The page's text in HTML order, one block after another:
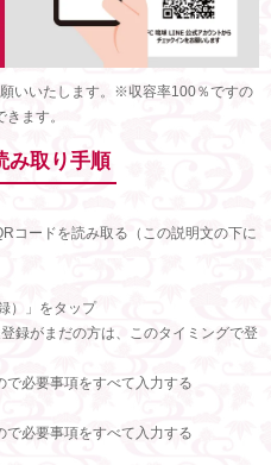
いいたします。※収容率100％ですの
ます。
み取り手順
コードを読み取る（この説明文の下に
）」をタップ
録がまだの方は、このタイミングで登
必要事項をすべて入力する
必要事項をすべて入力する